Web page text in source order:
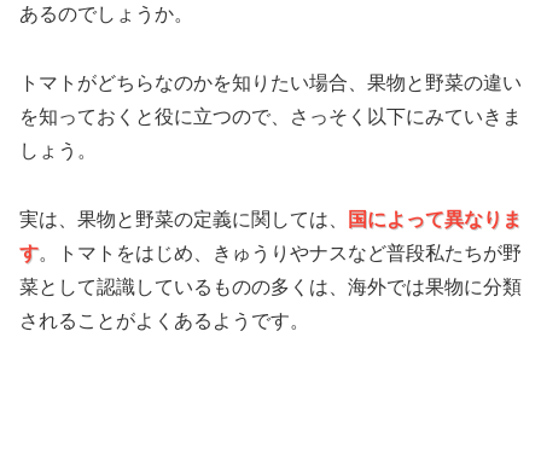
あるのでしょうか。
トマトがどちらなのかを知りたい場合、果物と野菜の違い
を知っておくと役に立つので、さっそく以下にみていきま
しょう。
実は、果物と野菜の定義に関しては、
国によって異なりま
す。トマトをはじめ、きゅうりやナスなど普段私たちが野
菜として認識しているものの多くは、海外では果物に分類
されることがよくあるようです。